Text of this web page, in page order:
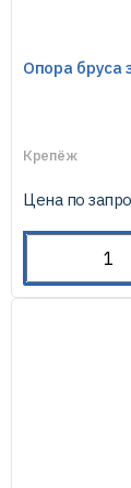
Опора бруса
Крепёж
Цена по